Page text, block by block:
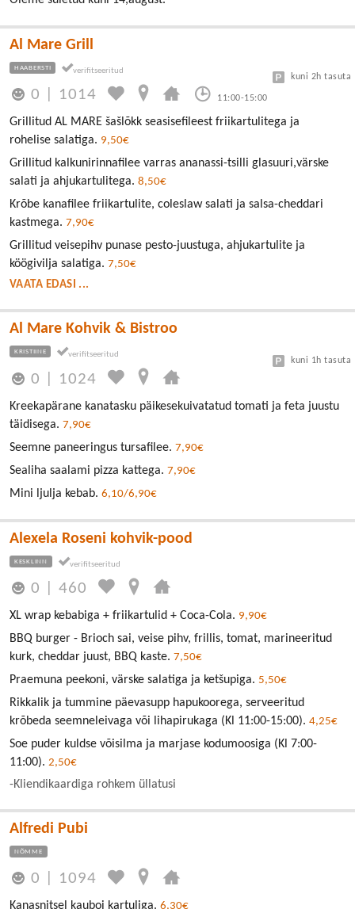
Al Mare Grill
HAABERSTI
0 1014 11:00-15:00
kuni 2h tasuta
Grillitud AL MARE šašlõkk seasisefileest friikartulitega ja
rohelise salatiga. 9,50€
Grillitud kalkunirinnafilee varras ananassi-tsilli glasuuri,värske
salati ja ahjukartulitega. 8,50€
Krõbe kanafilee friikartulite, coleslaw salati ja salsa-cheddari
kastmega. 7,90€
Grillitud veisepihv punase pesto-juustuga, ahjukartulite ja
köögivilja salatiga. 7,50€
VAATA EDASI ...
Al Mare Kohvik & Bistroo
KRISTIINE
0 1024
kuni 1h tasuta
Kreekapärane kanatasku päikesekuivatatud tomati ja feta juustu
täidisega. 7,90€
Seemne paneeringus tursafilee. 7,90€
Sealiha saalami pizza kattega. 7,90€
Mini ljulja kebab. 6,10/6,90€
Alexela Roseni kohvik-pood
KESKLINN
0 |460
XL wrap kebabiga + friikartulid + Coca-Cola. 9,90€
BBQ burger - Brioch sai, veise pihv, frillis, tomat, marineeritud
kurk, cheddar juust, BBQ kaste. 7,50€
Praemuna peekoni, värske salatiga ja ketšupiga. 5,50€
Rikkalik ja tummine päevasupp hapukoorega, serveeritud
krõbeda seemneleivaga või lihapirukaga (Kl 11:00-15:00). 4,25€
Soe puder kuldse võisilma ja marjase kodumoosiga (Kl 7:00-
11:00). 2,50€
-Kliendikaardiga rohkem üllatusi
Alfredi Pubi
NÕMME
0 1094
Kanasnitsel kauboi kartuliga. 6,30€